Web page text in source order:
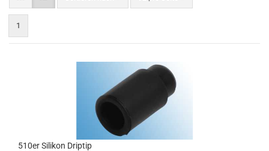
1
510er Silikon Driptip